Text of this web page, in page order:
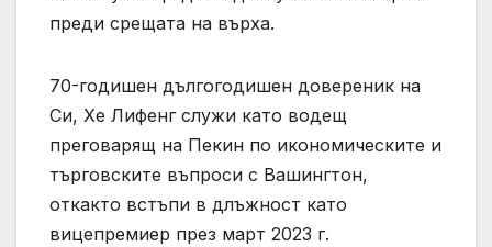
преди срещата на върха.
70-годишен дългогодишен довереник на
Си, Хе Лифенг служи като водещ
преговарящ на Пекин по икономическите и
търговските въпроси с Вашингтон,
откакто встъпи в длъжност като
вицепремиер през март 2023 г.